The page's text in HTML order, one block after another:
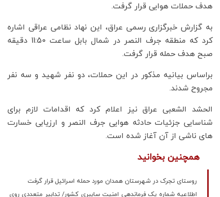
هدف حملات هوایی قرار گرفت.
به گزارش خبرگزاری رسمی عراق، این نهاد نظامی عراقی اشاره
کرد که منطقه جرف النصر در شمال بابل ساعت 11:50 دقیقه
صبح هدف حمله قرار گرفت.
براساس بیانیه مذکور در این حملات، دو نفر شهید و سه نفر
مجروح شدند.
الحشد الشعبی عراق نیز اعلام کرد که اقدامات لازم برای
شناسایی جزئیات حادثه هوایی جرف النصر و ارزیابی خسارت
های ناشی از آن آغاز شده است.
همچنین بخوانید
روستای تجرک در شهرستان همدان مورد حمله اسرائیل قرار گرفت
اطلاعیه شماره یک فرماندهی امنیت سایبری کشور/ تدابیر متعددی روی